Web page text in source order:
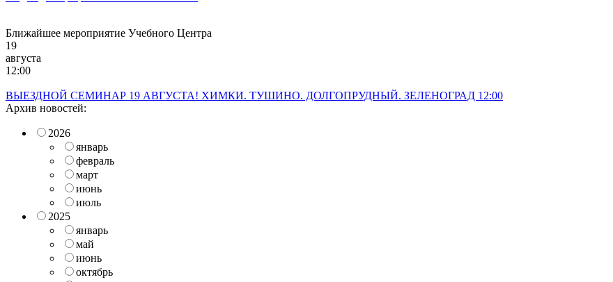
Ближайшее мероприятие Учебного Центра
19
августа
12:00
ВЫЕЗДНОЙ СЕМИНАР 19 АВГУСТА! ХИМКИ. ТУШИНО. ДОЛГОПРУДНЫЙ. ЗЕЛЕНОГРАД 12:00
Архив новостей:
2026
январь
февраль
март
июнь
июль
2025
январь
май
июнь
октябрь